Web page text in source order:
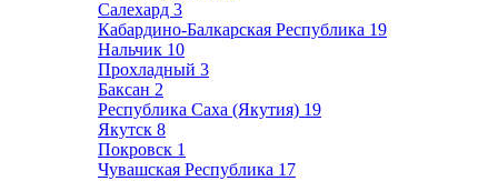
Салехард 3
Кабардино-Балкарская Республика 19
Нальчик 10
Прохладный 3
Баксан 2
Республика Саха (Якутия) 19
Якутск 8
Покровск 1
Чувашская Республика 17